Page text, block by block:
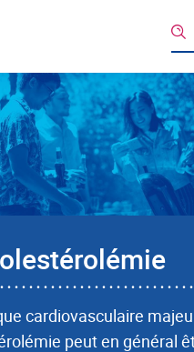
cardiovasculaire
peut en général